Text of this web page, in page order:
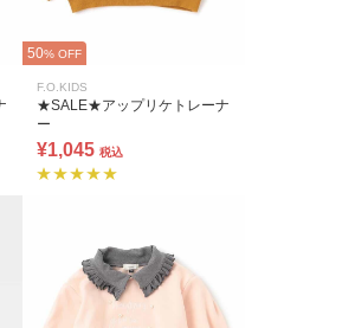
50% OFF
F.O.KIDS
★SALE★アップリケトレーナ
ー
¥1,045 税込